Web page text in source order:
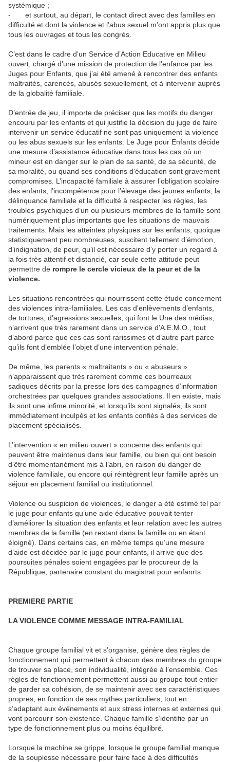
systémique ;
- et surtout, au départ, le contact direct avec des familles en
difficulté et dont la violence et l’abus sexuel m’ont appris plus que
tous les ouvrages et tous les congrès.
C’est dans le cadre d’un Service d’Action Educative en Milieu
ouvert, chargé d’une mission de protection de l’enfance par les
Juges pour Enfants, que j’ai été amené à rencontrer des enfants
maltraités, carencés, abusés sexuellement, et à intervenir auprès
de la globalité familiale.
D’entrée de jeu, il importe de préciser que les motifs du danger
encouru par les enfants et qui justifie la décision du juge de faire
intervenir un service éducatif ne sont pas uniquement la violence
ou les abus sexuels sur les enfants. Le Juge pour Enfants décide
une mesure d’assistance éducative dans tous les cas où un
mineur est en danger sur le plan de sa santé, de sa sécurité, de
sa moralité, ou quand ses conditions d’éducation sont gravement
compromises. L’incapacité familiale à assurer l’obligation scolaire
des enfants, l’incompétence pour l’élevage des jeunes enfants, la
délinquance familiale et la difficulté à respecter les règles, les
troubles psychiques d’un ou plusieurs membres de la famille sont
numériquement plus importants que les situations de mauvais
traitements. Mais les atteintes physiques sur les enfants, quoique
statistiquement peu nombreuses, suscitent tellement d’émotion,
d’indignation, de peur, qu’il est nécessaire d’y porter un regard à
la fois très attentif et distancié, car seule cette attitude peut
permettre de rompre le cercle vicieux de la peur et de la
violence.
Les situations rencontrées qui nourrissent cette étude concernent
des violences intra-familiales. Les cas d’enlèvements d’enfants,
de tortures, d’agressions sexuelles, qui font le Une des médias,
n’arrivent que très rarement dans un service d’A.E.M.O., tout
d’abord parce que ces cas sont rarissimes et d’autre part parce
qu’ils font d’emblée l’objet d’une intervention pénale.
De même, les parents « maltraitants » ou « abuseurs »
n’apparaissent que très rarement comme ces bourreaux
sadiques décrits par la presse lors des campagnes d’information
orchestrées par quelques grandes associations. Il en existe, mais
ils sont une infime minorité, et lorsqu’ils sont signalés, ils sont
immédiatement inculpés et les enfants confiés à des services de
placement spécialisés.
L’intervention « en milieu ouvert » concerne des enfants qui
peuvent être maintenus dans leur famille, ou bien qui ont besoin
d’être momentanément mis à l’abri, en raison du danger de
violence familiale, ou encore qui réintègrent leur famille après un
séjour en placement familial ou institutionnel.
Violence ou suspicion de violences, le danger a été estimé tel par
le juge pour enfants qu’une aide éducative pouvait tenter
d’améliorer la situation des enfants et leur relation avec les autres
membres de la famille (en restant dans la famille ou en étant
éloigné). Dans certains cas, en même temps qu’une mesure
d’aide est décidée par le juge pour enfants, il arrive que des
poursuites pénales soient engagées par le procureur de la
République, partenaire constant du magistrat pour enfanrts.
PREMIERE PARTIE
LA VIOLENCE COMME MESSAGE INTRA-FAMILIAL
Chaque groupe familial vit et s’organise, génère des règles de
fonctionnement qui permettent à chacun des membres du groupe
de trouver sa place, son individualité, intégrée à l’ensemble. Ces
règles de fonctionnement permettent aussi au groupe tout entier
de garder sa cohésion, de se maintenir avec ses caractéristiques
propres, en fonction de ses mythes particuliers, tout en
s’adaptant aux événements et aux stress internes et externes qui
vont parcourir son existence. Chaque famille s’identifie par un
type de fonctionnement plus ou moins équilibré.
Lorsque la machine se grippe, lorsque le groupe familial manque
de la souplesse nécessaire pour faire face à des difficultés